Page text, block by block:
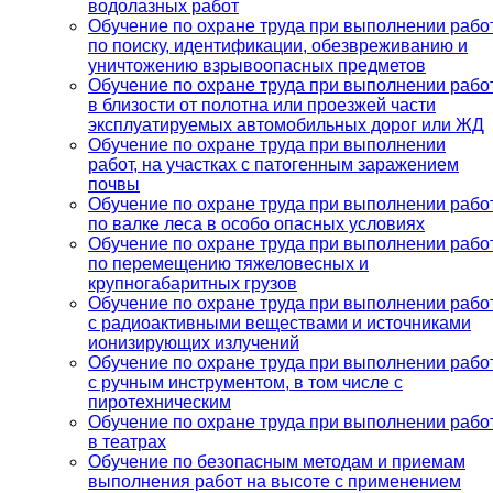
водолазных работ
Обучение по охране труда при выполнении
по поиску, идентификации, обезвреживанию и
уничтожению взрывоопасных предметов
Обучение по охране труда при выполнении
в близости от полотна или проезжей части
эксплуатируемых автомобильных дорог или ЖД
Обучение по охране труда при выполнении
работ, на участках с патогенным заражением
почвы
Обучение по охране труда при выполнении
по валке леса в особо опасных условиях
Обучение по охране труда при выполнении
по перемещению тяжеловесных и
крупногабаритных грузов
Обучение по охране труда при выполнении
с радиоактивными веществами и источниками
ионизирующих излучений
Обучение по охране труда при выполнении
с ручным инструментом, в том числе с
пиротехническим
Обучение по охране труда при выполнении
в театрах
Обучение по безопасным методам и приемам
выполнения работ на высоте с применением